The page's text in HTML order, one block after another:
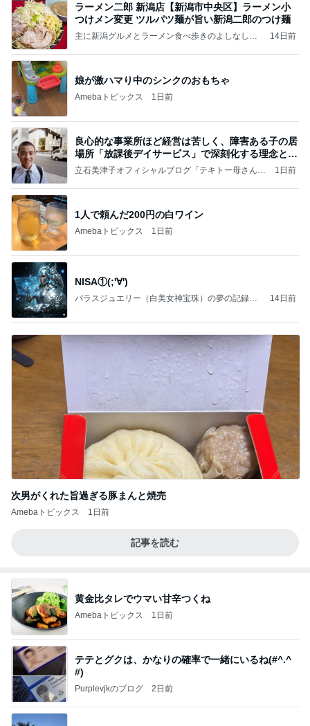
ラーメン二郎 新潟店【新潟市中央区】ラーメン小
つけメン変更 ツルパツ麺が旨い新潟二郎のつけ麺
主に新潟グルメとラーメン食べ歩きのよしなしご
14日前
娘が激ハマり中のシンクのおもちゃ
Amebaトピックス 1日前
良心的な事業所ほど経営は苦しく、障害ある子の居
場所「放課後デイサービス」で深刻化する理念と現
実の
立石美津子オフィシャルブログ「テキトー母さんの
1日前
1人で頼んだ200円の白ワイン
Amebaトピックス 1日前
NISA①(;'∀')
パラスジュエリー（白美女神宝珠）の夢の記録
14日前
次男がくれた旨過ぎる豚まんと焼売
Amebaトピックス 1日前
記事を読む
黄金比タレでウマい甘辛つくね
Amebaトピックス 1日前
テテとグクは、かなりの確率で一緒にいるね(#^.^
#)
Purplevjkのブログ 2日前